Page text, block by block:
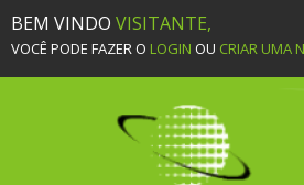
BEM VINDO VISITANTE,
VOCÊ PODE FAZER O LOGIN OU CRIAR UMA